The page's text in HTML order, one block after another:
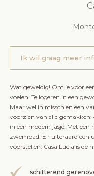
Ik wil graag meer
Wat geweldig! Om je voor
voelen. Te logeren in een
Maar wel in misschien een
voorzien van alle
in een modern jasje. Met een
zwembad. En uiteraard een
voorstellen: Casa Lucia is de
schitterend